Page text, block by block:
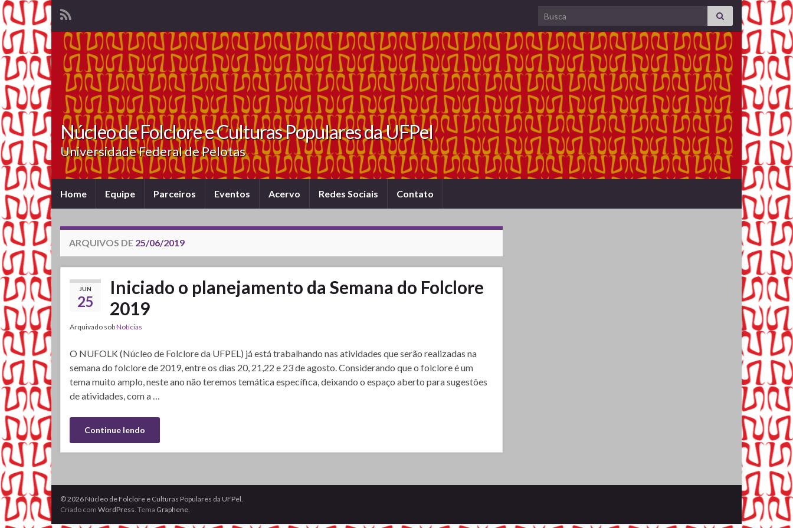
Search for:
Núcleo de Folclore e Culturas Populares da UFPel
Universidade Federal de Pelotas
Home Equipe Parceiros Eventos Acervo Redes Sociais Contato
ARQUIVOS DE 25/06/2019
JUN
25
Iniciado o planejamento da Semana do Folclore
2019
Arquivado sobNotícias
O NUFOLK (Núcleo de Folclore da UFPEL) já está trabalhando nas atividades que serão realizadas na
semana do folclore de 2019, entre os dias 20, 21,22 e 23 de agosto. Considerando que o folclore é um
tema muito amplo, neste ano não teremos temática específica, deixando o espaço aberto para sugestões
de atividades, com a …
Continue lendo
© 2026 Núcleo de Folclore e Culturas Populares da UFPel.
Criado com WordPress. Tema Graphene.